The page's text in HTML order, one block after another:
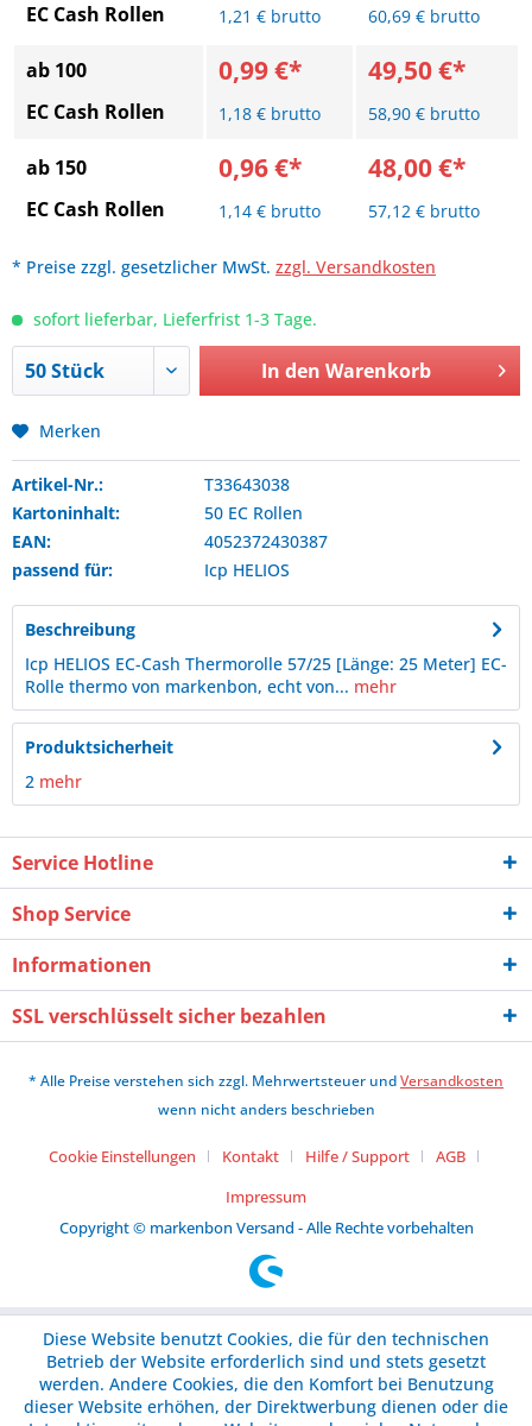
EC Cash Rollen
1,21 € brutto 60,69 € brutto
ab 100
EC Cash Rollen
0,99 €*
1,18 € brutto
49,50 €*
58,90 € brutto
ab 150
EC Cash Rollen
0,96 €*
1,14 € brutto
48,00 €*
57,12 € brutto
* Preise zzgl. gesetzlicher MwSt. zzgl. Versandkosten
sofort lieferbar, Lieferfrist 1-3 Tage.
In den Warenkorb
Merken
Artikel-Nr.:
T33643038
Kartoninhalt:
50 EC Rollen
EAN:
4052372430387
passend für:
Icp HELIOS
Beschreibung
Icp HELIOS EC-Cash Thermorolle 57/25 [Länge: 25 Meter] EC-
Rolle thermo von markenbon, echt von... mehr
Produktsicherheit
2 mehr
Service Hotline
Shop Service
Informationen
SSL verschlüsselt sicher bezahlen
* Alle Preise verstehen sich zzgl. Mehrwertsteuer undVersandkosten
wenn nicht anders beschrieben
Cookie Einstellungen Kontakt Hilfe / Support
AGB
Impressum
Copyright © markenbon Versand - Alle Rechte vorbehalten
Diese Website benutzt Cookies, die für den technischen
Betrieb der Website erforderlich sind und stets gesetzt
werden. Andere Cookies, die den Komfort bei Benutzung
dieser Website erhöhen, der Direktwerbung dienen oder die